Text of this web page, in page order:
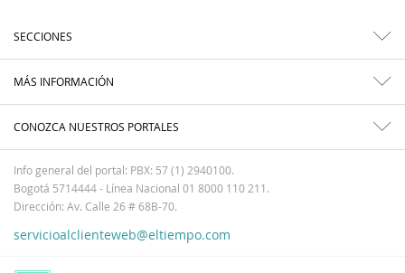
SECCIONES
MÁS INFORMACIÓN
CONOZCA NUESTROS PORTALES
Info general del portal: PBX: 57 (1) 2940100.
Bogotá 5714444 - Línea Nacional 01 8000 110 211.
Dirección: Av. Calle 26 # 68B-70.
servicioalclienteweb@eltiempo.com